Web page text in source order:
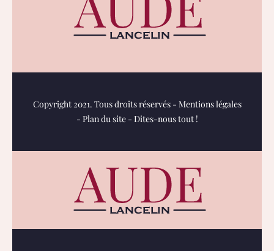
Copyright 2021. Tous droits réservés - Mentions légales
- Plan du site- Dites-nous tout !